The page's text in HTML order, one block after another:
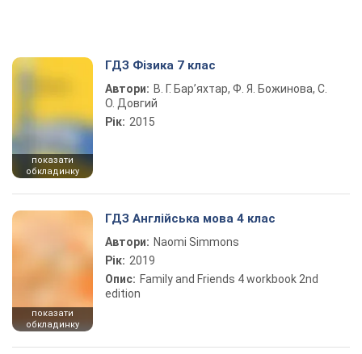
показати
обкладинку
ГДЗ Фізика 7 клас
Автори: В. Г. Бар’яхтар, Ф. Я. Божинова, С.
О. Довгий
Рік: 2015
показати
обкладинку
ГДЗ Англійська мова 4 клас
Автори: Naomi Simmons
Рік: 2019
Опис: Family and Friends 4 workbook 2nd
edition